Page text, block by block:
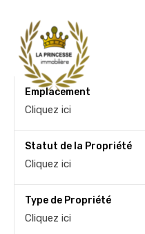
Emplacement
Cliquez ici
Statut de la Propriété
Cliquez ici
Type de Propriété
Cliquez ici